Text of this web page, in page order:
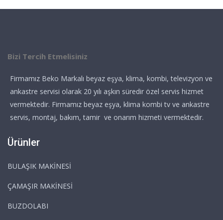
Bizi Tercih Etmelisiniz
Firmamız Beko Markalı beyaz eşya, klima, kombi, televizyon ve
ankastre servisi olarak 20 yılı aşkın süredir özel servis hizmet
vermektedir. Firmamız beyaz eşya, klima kombi tv ve ankastre
servis, montaj, bakım, tamir ve onarım hizmeti vermektedir.
Ürünler
BULAŞIK MAKİNESİ
ÇAMAŞIR MAKİNESİ
BUZDOLABI